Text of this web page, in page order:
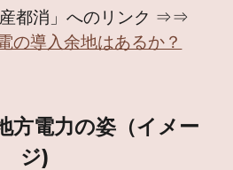
消」へのリンク ⇒⇒
の導入余地はあるか？
方電力の姿（イメー
ジ)